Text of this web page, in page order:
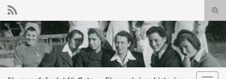
Slå
på/
Search for: